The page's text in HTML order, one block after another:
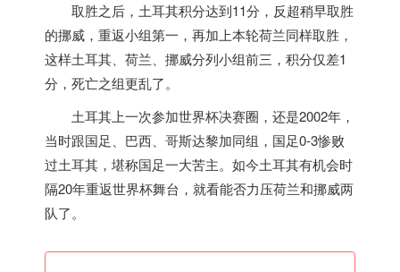
取胜之后，土耳其积分达到11分，反超稍早取胜
的挪威，重返小组第一，再加上本轮荷兰同样取胜，
这样土耳其、 荷兰 、挪威分列小组前三，积分仅差1
分，死亡之组更乱了。
土耳其上一次参加世界杯决赛圈，还是2002年，
当时跟国足、巴西、哥斯达黎加同组，国足0-3惨败
过土耳其，堪称国足一大苦主。如今土耳其有机会时
隔20年重返世界杯舞台，就看能否力压荷兰和挪威两
队了。